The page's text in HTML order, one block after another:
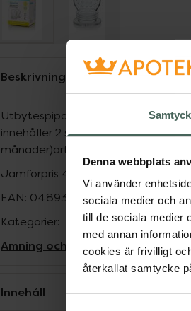
Denna webbplats
Vi använder
sociala medier och
till de sociala medier
med annan
cookies är frivilligt
återkallat samtycke
Beskrivning
Utbytespipar till Kidsme Food
innehåller 2 st utbytespipar för
månader)art. 260-262 + 279
Jämförpris 49,50 kr
EAN: 04893014869628
Kategorier:
Amning och matning Barn och
Innehåll